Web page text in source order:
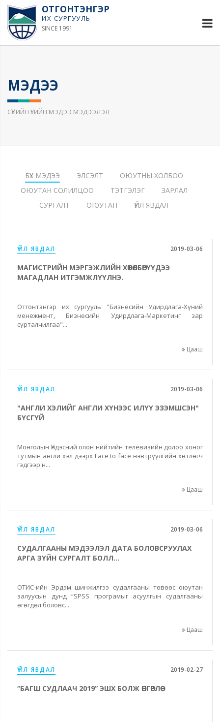
ОТГОНТЭНГЭР
ИХ СУРГУУЛЬ
SINCE 1991
МЭДЭЭ
СҮҮЛИЙН ҮЕИЙН МЭДЭЭ МЭДЭЭЛЭЛ
БҮХ МЭДЭЭ ЭЛСЭЛТ
ОЮУТНЫ ХОЛБОО
ОЮУТАН СОЛИЛЦОО
ТЭТГЭЛЭГ
ЗАРЛАЛ
СУРГАЛТ
ОЮУТАН ҮЙЛ ЯВДАЛ
ҮЙЛ ЯВДАЛ 2019-03-06
МАГИСТРИЙН МЭРГЭЖЛИЙН ХӨТӨЛБӨРҮҮДЭЭ
МАГАДЛАН ИТГЭМЖЛҮҮЛНЭ.
Отгонтэнгэр их сургууль "Бизнесийн Удирдлага-Хүний
менежмент, Бизнесийн Удирдлага-Маркетинг зар
сурталчилгаа"...
Цааш
ҮЙЛ ЯВДАЛ 2019-03-06
"АНГЛИ ХЭЛИЙГ АНГЛИ ХҮНЭЭС ИЛҮҮ ЭЗЭМШСЭН"
БҮСГҮЙ
Монголын Үндэсний олон нийтийн телевизийн долоо хоног
тутмын англи хэл дээрх Face to face нэвтрүүлгийн хөтлөгч
гэдгээр н...
Цааш
ҮЙЛ ЯВДАЛ 2019-03-06
СУДАЛГААНЫ МЭДЭЭЛЭЛ ДАТА БОЛОВСРУУЛАХ
АРГА ЗҮЙН СУРГАЛТ БОЛЛ...
ОТИС-ийн Эрдэм шинжилгээ судалгааны төвөөс оюутан
залуусын дунд “SPSS програмыг асуулгын судалгааны
өгөгдөл боловс...
Цааш
ҮЙЛ ЯВДАЛ 2019-02-27
“БАГШ СУДЛААЧ 2019” ЭШХ БОЛЖ ӨНГӨРЛӨӨ